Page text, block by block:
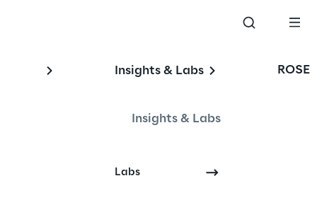
Insights & Labs
Insights & Labs
Labs
ROSE